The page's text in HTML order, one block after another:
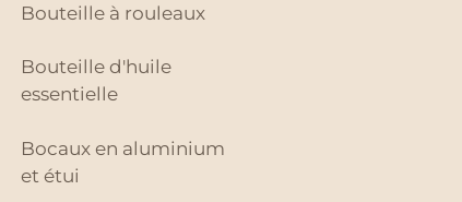
Bouteille à rouleaux
Bouteille d'huile
essentielle
Bocaux en aluminium
et étui